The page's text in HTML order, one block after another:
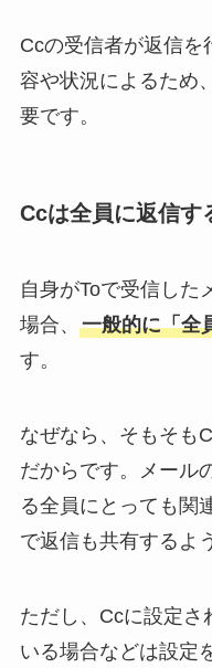
Ccの受信者が返信を
容や状況によるため
要です。
Ccは全員に返信す
自身がToで受信した
場合、 一般的に「全
す。
なぜなら、そもそも
だからです。メール
る全員にとっても関
で返信も共有するよ
ただし、Ccに設定さ
いる場合などは設定